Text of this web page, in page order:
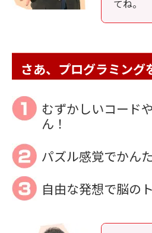
てね。
さあ、プログラミング
むずかしいコード
ん！
パズル感覚でかん
自由な発想で脳の